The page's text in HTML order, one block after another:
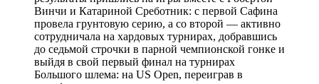
Винчи и Катариной Среботник: с первой Сафина
провела грунтовую серию, а со второй — активно
сотрудничала на хардовых турнирах, добравшись
до седьмой строчки в парной чемпионской гонке и
выйдя в свой первый финал на турнирах
Большого шлема: на US Open, переиграв в